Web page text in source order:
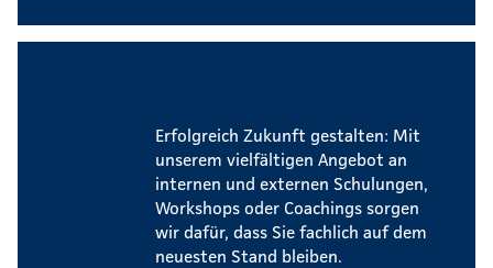
Erfolgreich Zukunft gestalten: Mit
unserem vielfältigen Angebot an
internen und externen Schulungen,
Workshops oder Coachings sorgen
wir dafür, dass Sie fachlich auf dem
neuesten Stand bleiben.